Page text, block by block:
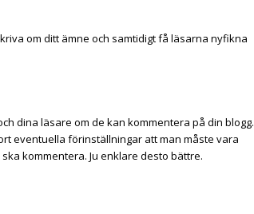
om ditt ämne och samtidigt få läsarna nyfikna
dina läsare om de kan kommentera på din blogg.
eventuella förinställningar att man måste vara
kommentera. Ju enklare desto bättre.